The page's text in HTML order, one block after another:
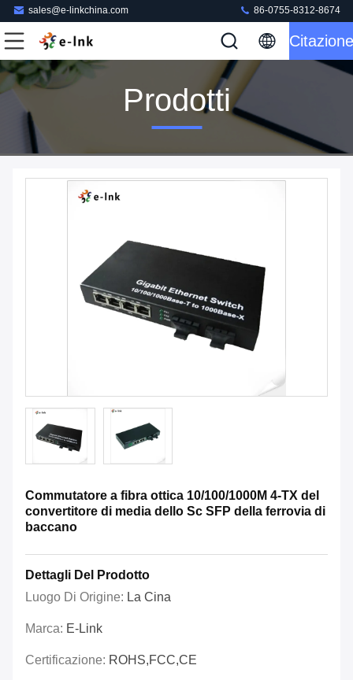
sales@e-linkchina.com 86-0755-8312-8674
Citazione
Prodotti
Commutatore a fibra ottica 10/100/1000M 4-TX del
convertitore di media dello Sc SFP della ferrovia di
baccano
Dettagli Del Prodotto
Luogo Di Origine: La Cina
Marca: E-Link
Certificazione: ROHS,FCC,CE